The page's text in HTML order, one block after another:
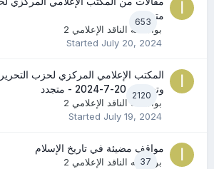
653
متجدد
بواسطه الناقد الإعلامي 2
StartedJuly 20, 2024
2120
المكتب الإعلامي المركزي لحزب
وتعليق - 20-7-2024 - متجدد
بواسطه الناقد الإعلامي 2
StartedJuly 19, 2024
37
مواقف مضيئة في تاريخ الإسلام
بواسطه الناقد الإعلامي 2